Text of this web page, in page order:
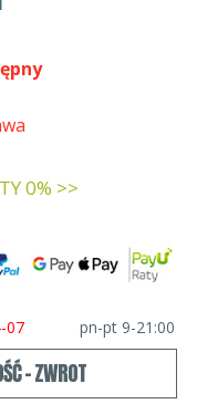
0% >>
07 pn-pt 9-21:00
- ZWROT